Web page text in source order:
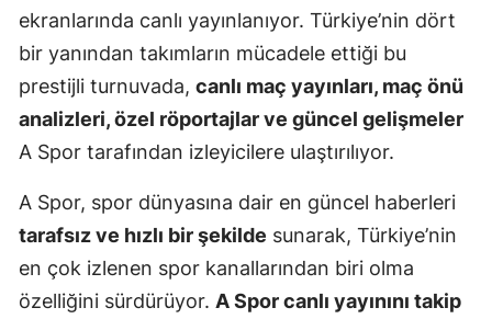
Batman
Şırnak
Bartın
Ardahan
Iğdır
Yalova
ekranlarında canlı yayınlanıyor. Türkiye’nin dört
bir yanından takımların mücadele ettiği bu
prestijli turnuvada, canlı maç yayınları, maç önü
analizleri, özel röportajlar ve güncel gelişmeler
A Spor tarafından izleyicilere ulaştırılıyor.
A Spor, spor dünyasına dair en güncel haberleri
tarafsız ve hızlı bir şekilde sunarak, Türkiye’nin
en çok izlenen spor kanallarından biri olma
özelliğini sürdürüyor. A Spor canlı yayınını takip